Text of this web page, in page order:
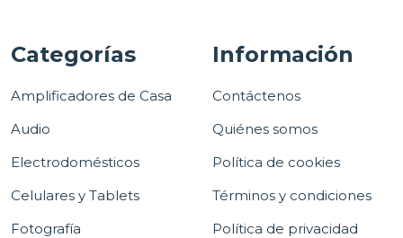
Categorías
Amplificadores de Casa
Audio
Electrodomésticos
Celulares y Tablets
Fotografía
Información
Contáctenos
Quiénes somos
Política de cookies
Términos y condiciones
Política de privacidad